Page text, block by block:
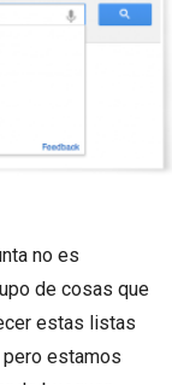
no es
de cosas que
estas listas
pero estamos